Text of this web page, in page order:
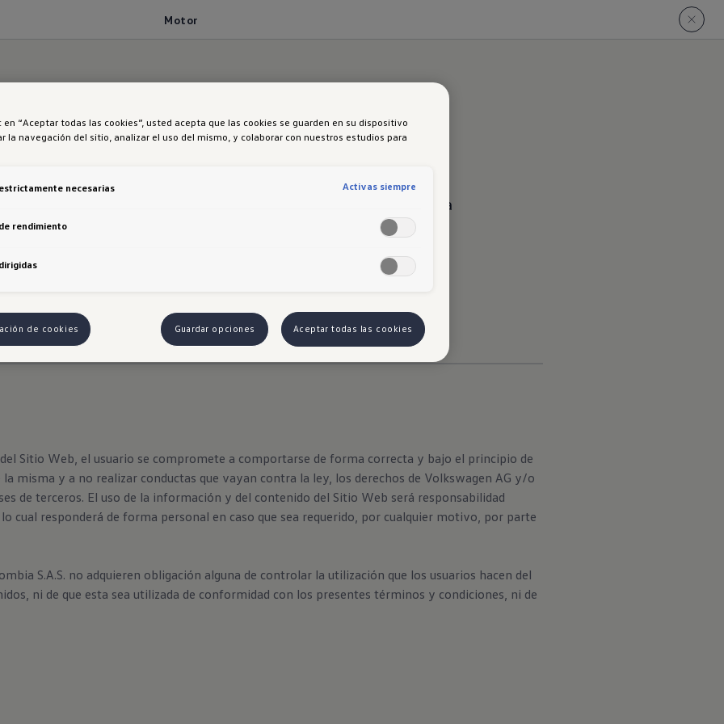
Motor
fuerza y agilidad
motor 1.5 eTSI con transmisión DSG de 7 velocidades te lleva a
facilidad y eficiencia.
del camino con potencia y precisión.
Sitio Web, el usuario se compromete a comportarse de forma correcta y bajo el principio de
la misma y a no realizar conductas que vayan contra la ley, los derechos de Volkswagen AG y/o
de terceros. El uso de la información y del contenido del Sitio Web será responsabilidad
cual responderá de forma personal en caso que sea requerido, por cualquier motivo, por parte
S.A.S. no adquieren obligación alguna de controlar la utilización que los usuarios hacen del
ni de que esta sea utilizada de conformidad con los presentes términos y condiciones, ni de
en “Aceptar todas las cookies”, usted acepta que las cookies se guarden en su dispositivo
la navegación del sitio, analizar el uso del mismo, y colaborar con nuestros estudios para
necesarias Activas siempre
rendimiento
de cookies Guardar opciones Aceptar todas las cookies